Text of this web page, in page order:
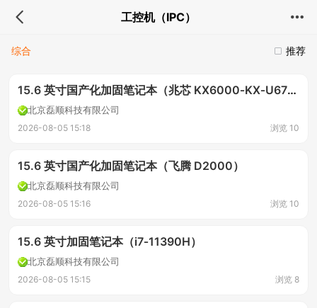
工控机（IPC）
推荐
综合
15.6 英寸国产化加固笔记本（兆芯 KX6000‑KX‑U6780A）
北京磊顺科技有限公司
2026-08-05 15:18 浏览 10
15.6 英寸国产化加固笔记本（飞腾 D2000）
北京磊顺科技有限公司
2026-08-05 15:16 浏览 10
15.6 英寸加固笔记本（i7‑11390H）
北京磊顺科技有限公司
2026-08-05 15:15 浏览 8